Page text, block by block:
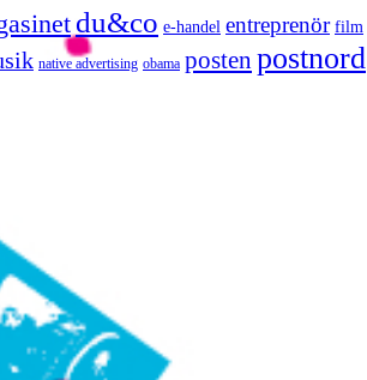
du&co e-handel entreprenör film
native advertising obama posten postnord